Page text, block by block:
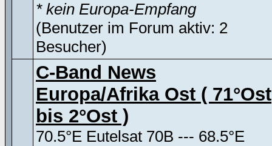
* kein Europa-Empfang
(Benutzer im Forum aktiv: 2
Besucher)
C-Band News
Europa/Afrika Ost ( 71°Ost
bis 2°Ost )
70.5°E Eutelsat 70B --- 68.5°E